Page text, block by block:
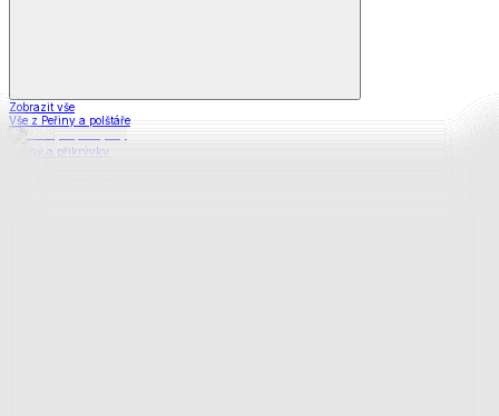
Zobrazit vše
Vše z Peřiny a polštáře
Peřiny a přikrývky